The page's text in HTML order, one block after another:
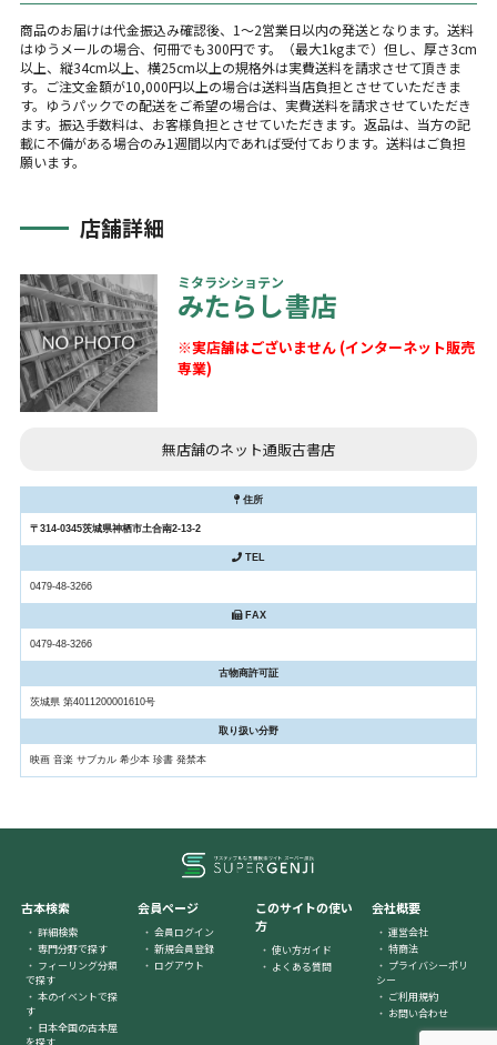
商品のお届けは代金振込み確認後、1〜2営業日以内の発送となります。送料
はゆうメールの場合、何冊でも300円です。（最大1kgまで）但し、厚さ3cm
以上、縦34cm以上、横25cm以上の規格外は実費送料を請求させて頂きま
す。ご注文金額が10,000円以上の場合は送料当店負担とさせていただきま
す。ゆうパックでの配送をご希望の場合は、実費送料を請求させていただき
ます。振込手数料は、お客様負担とさせていただきます。返品は、当方の記
載に不備がある場合のみ1週間以内であれば受付ております。送料はご負担
願います。
店舗詳細
ミタラシショテン
みたらし書店
※実店舗はございません (インターネット販売
専業)
無店舗のネット通販古書店
住所
〒314-0345茨城県神栖市土合南2-13-2
TEL
0479-48-3266
FAX
0479-48-3266
古物商許可証
茨城県 第4011200001610号
取り扱い分野
映画 音楽 サブカル 希少本 珍書 発禁本
古本検索
詳細検索
専門分野で探す
フィーリング分類
で探す
本のイベントで探
す
日本全国の古本屋
を探す
会員ページ
会員ログイン
新規会員登録
ログアウト
このサイトの使い
方
使い方ガイド
よくある質問
会社概要
運営会社
特商法
プライバシーポリ
シー
ご利用規約
お問い合わせ